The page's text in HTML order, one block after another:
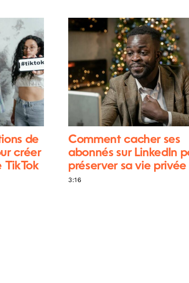
de
créer
TikTok
Comment cacher ses
abonnés sur LinkedIn
préserver sa vie privée
3:16